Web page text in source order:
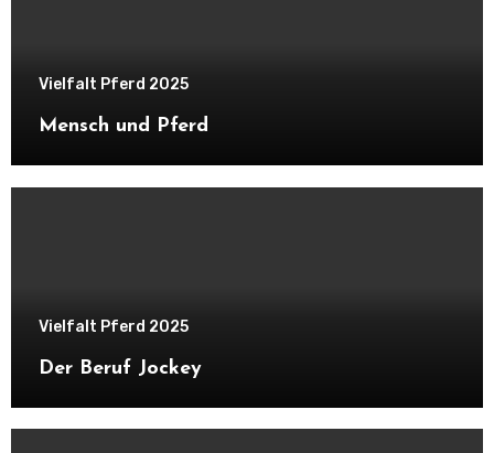
Vielfalt Pferd 2025
Mensch und Pferd
Vielfalt Pferd 2025
Der Beruf Jockey